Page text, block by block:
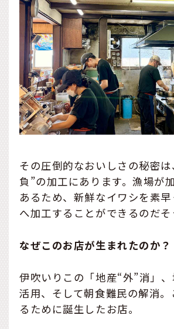
その圧倒的なおいしさの秘密
負”の加工にあります。漁場が
あるため、新鮮なイワシを素早
へ加工することができるのだそ
なぜこのお店が生まれたのか？
伊吹いりこの「地産“外”消」
活用、そして朝食難民の解消
るために誕生したお店。